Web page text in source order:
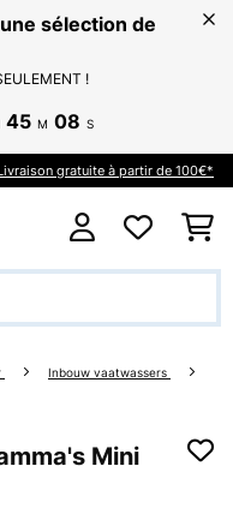
sélection de
!
45 M 07 S
gratuite à partir de 100€*
Inbouw vaatwassers
Mini